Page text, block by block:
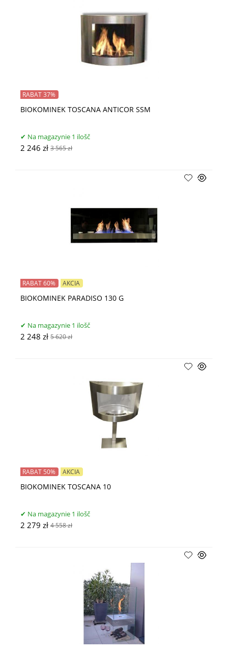
BIOKOMINEK TOSCANA ANTICOR SSM
RABAT 37%
Na magazynie 1 ilošč
2 246 zł 3 565 zł
BIOKOMINEK PARADISO 130 G
RABAT 60% AKCIA
Na magazynie 1 ilošč
2 248 zł 5 620 zł
BIOKOMINEK TOSCANA 10
RABAT 50% AKCIA
Na magazynie 1 ilošč
2 279 zł 4 558 zł